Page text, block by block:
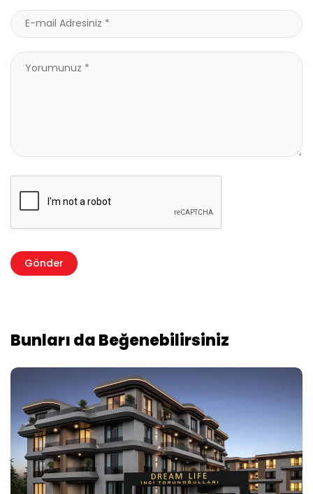
Bunları da Beğenebilirsiniz